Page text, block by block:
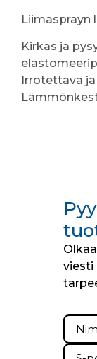
Liimasprayn
Kirkas ja
Irrotettava
viesti